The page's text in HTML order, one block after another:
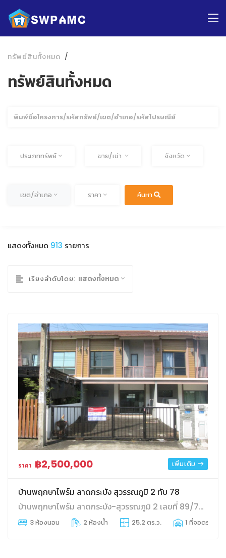
ทรัพย์สินทั้งหมด
ทรัพย์สินทั้งหมด
ค้นหา
ทั้งหมด
ประเภททรัพย์ ขาย/เช่า ทั้งหมด
จังหวัด
ทั้งหมด
เขต/อำเภอ ทั้งหมด
ราคา ค้นหา
แสดงทั้งหมด 913 รายการ
เรียงลำดับโดย: แสดงทั้งหมด
ราคา ฿2,500,000 เพิ่มเติม
บ้านพฤกษาไพร์ม ลาดกระบัง สุวรรณภูมิ 2 ทับ 78
บ้านพฤกษาไพร์ม ลาดกระบัง-สุวรรณภูมิ 2 เลขที่ 89/78 ตำบลศีรษะจรเข้น้อย อำเภอบางเสาธง จังหวัดสมุทรปราการ
3 ห้องนอน 2 ห้องน้ำ 25.2 ตร.ว. 1 ที่จอดรถ